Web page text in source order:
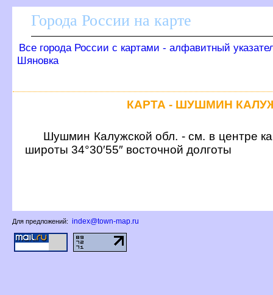
Города России на карте
се города России с картами - алфавитный
Шяновка
КАРТА - ШУШМИН
Шушмин Калужской обл. - см. в центре
широты 34°30′55″ восточной долготы
Для предложений: index@town-map.ru